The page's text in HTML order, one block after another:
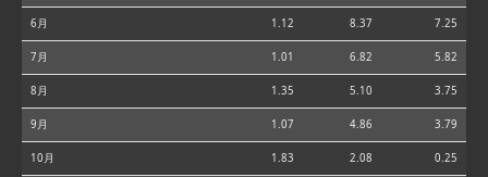
6月 1.12 8.37 7.25
7月 1.01 6.82 5.82
8月 1.35 5.10 3.75
9月 1.07 4.86 3.79
10月 1.83 2.08 0.25